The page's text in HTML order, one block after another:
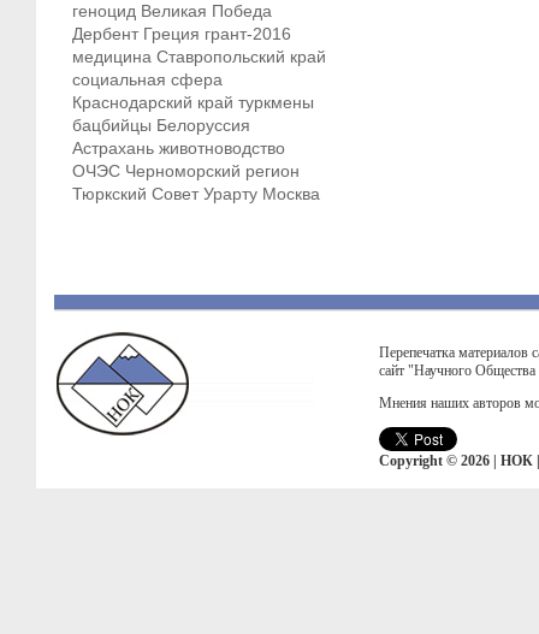
геноцид Великая Победа
Дербент Греция грант-2016
медицина Ставропольский край
социальная сфера
Краснодарский край туркмены
бацбийцы Белоруссия
Астрахань животноводство
ОЧЭС Черноморский регион
Тюркский Совет Урарту Москва
Перепечатка материалов
сайт "Научного
Мнения наших авторов
Copyright © 2026 | НОК